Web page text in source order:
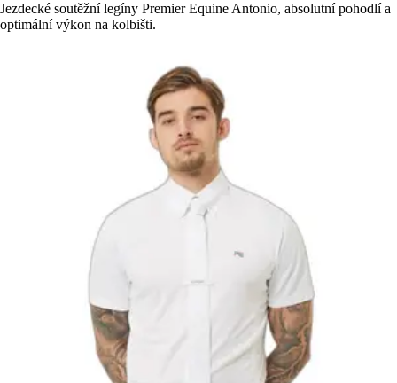
Jezdecké soutěžní legíny Premier Equine Antonio, absolutní pohodlí a
optimální výkon na kolbišti.